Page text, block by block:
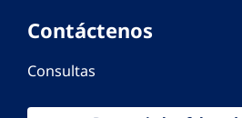
Contáctenos
Consultas